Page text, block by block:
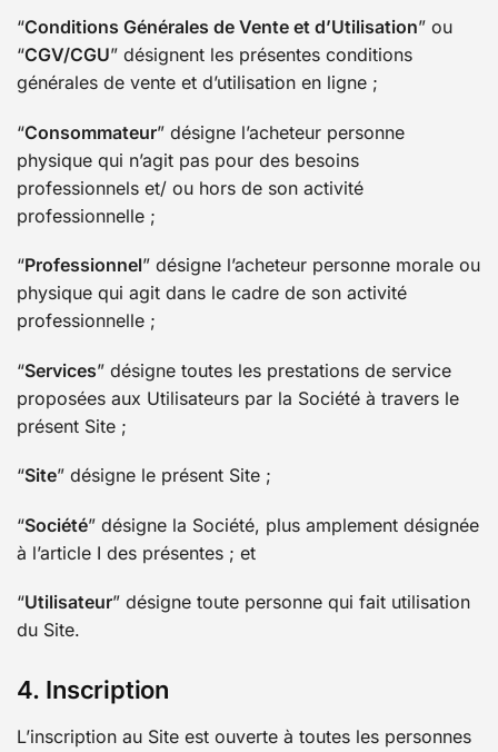
“Conditions Générales de Vente et d’Utilisation” ou
“CGV/CGU” désignent les présentes conditions
générales de vente et d’utilisation en ligne ;
“Consommateur” désigne l’acheteur personne
physique qui n’agit pas pour des besoins
professionnels et/ ou hors de son activité
professionnelle ;
“Professionnel” désigne l’acheteur personne morale ou
physique qui agit dans le cadre de son activité
professionnelle ;
“Services” désigne toutes les prestations de service
proposées aux Utilisateurs par la Société à travers le
présent Site ;
“Site” désigne le présent Site ;
“Société” désigne la Société, plus amplement désignée
à l’article I des présentes ; et
“Utilisateur” désigne toute personne qui fait utilisation
du Site.
4. Inscription
L’inscription au Site est ouverte à toutes les personnes